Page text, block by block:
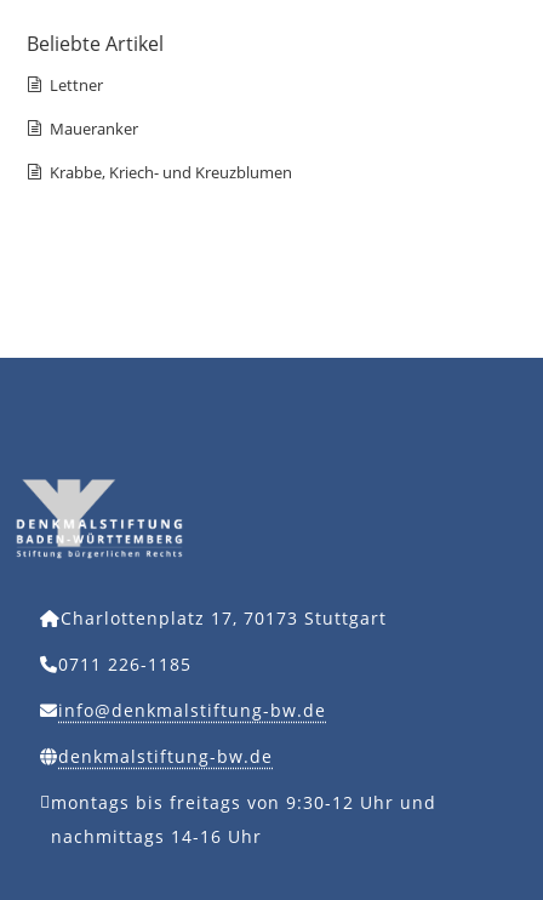
Beliebte Artikel
Lettner
Maueranker
Krabbe, Kriech- und Kreuzblumen
Charlottenplatz 17, 70173 Stuttgart
0711 226-1185
info@denkmalstiftung-bw.de
denkmalstiftung-bw.de
montags bis freitags von 9:30-12 Uhr und
nachmittags 14-16 Uhr